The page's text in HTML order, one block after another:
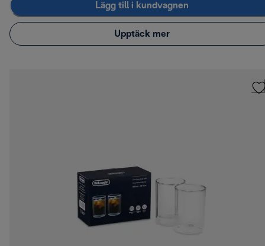
Lägg till i kundvagnen
Upptäck mer